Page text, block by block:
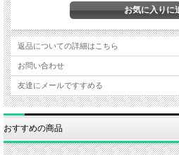
白花・緑葉
植え付け 3月下旬～4月上旬
日照 日なた
用土
返品についての詳細はこちら
お問い合わせ
友達にメールですすめる
おすすめの商品